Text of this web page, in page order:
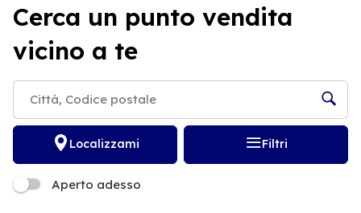
Cerca un punto vendita
vicino a te
Localizzami Filtri
Aperto adesso